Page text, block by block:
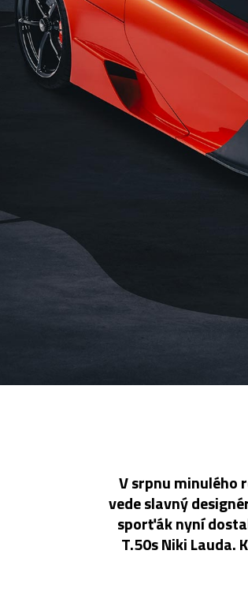
V srpnu minulého
vede slavný
sporťák nyní
T.50s Niki Lauda.